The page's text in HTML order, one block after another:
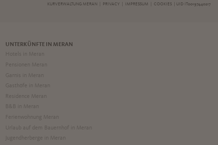
KURVERWALTUNG MERAN | PRIVACY| IMPRESSUM COOKIES | UID IT00197440217
UNTERKÜNFTE IN MERAN
Hotels in Meran
Pensionen Meran
Garnis in Meran
Gasthöfe in Meran
Residence Meran
B&B in Meran
Ferienwohnung Meran
Urlaub auf dem Bauernhof in Meran
Jugendherberge in Meran